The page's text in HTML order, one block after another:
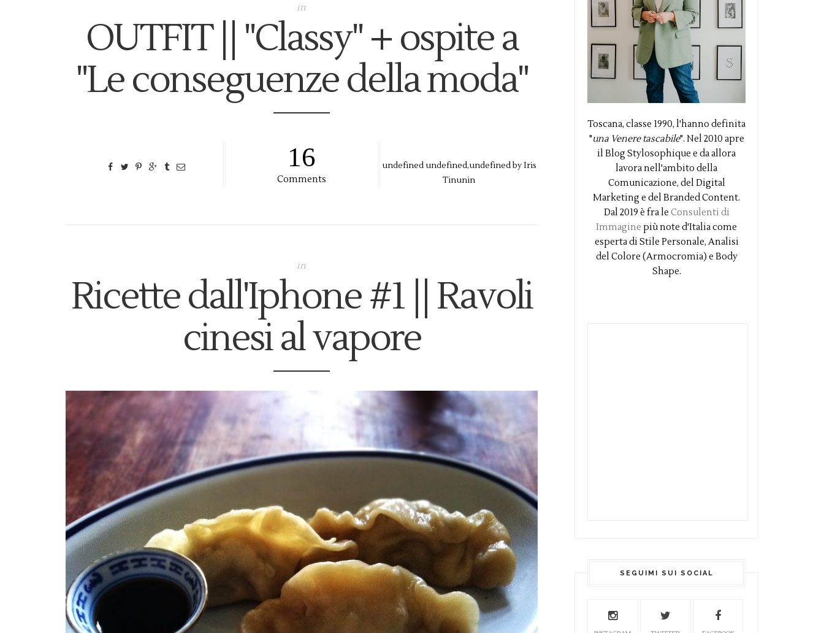
in
OUTFIT || "Classy" + ospite a
"Le conseguenze della moda"
16
Comments
undefined undefined,undefined byIris
Tinunin
in
Ricette dall'Iphone #1 || Ravoli
cinesi al vapore
Toscana, classe 1990, l'hanno definita
"una Venere tascabile". Nel 2010 apre
il Blog Stylosophique e da allora
lavora nell'ambito della
Comunicazione, del Digital
Marketing e del Branded Content.
Dal 2019 è fra le Consulenti di
Immagine più note d'Italia come
esperta di Stile Personale, Analisi
del Colore (Armocromia) e Body
Shape.
SEGUIMI SUI SOCIAL